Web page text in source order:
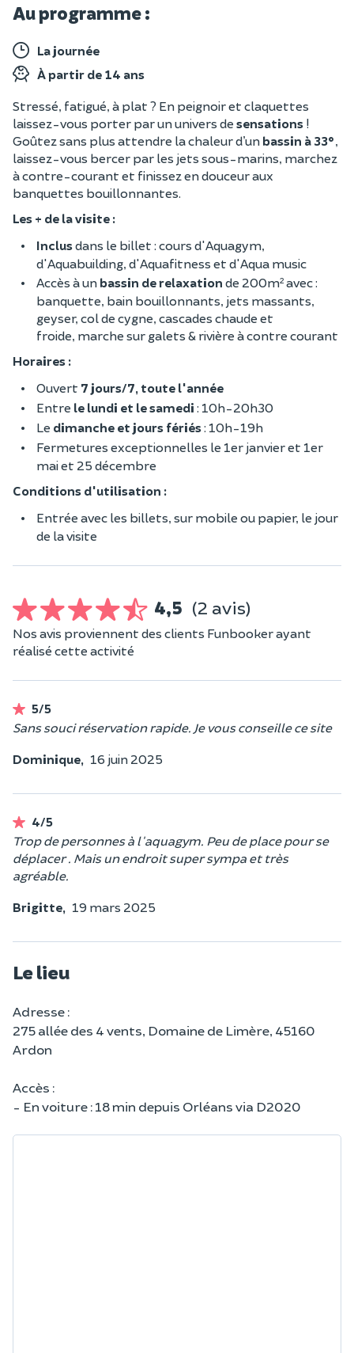
Au programme :
La journée
À partir de 14 ans
Stressé, fatigué, à plat ? En peignoir et claquettes
laissez-vous porter par un univers de sensations !
Goûtez sans plus attendre la chaleur d’un bassin à 33°,
laissez-vous bercer par les jets sous-marins, marchez
à contre-courant et finissez en douceur aux
banquettes bouillonnantes.
Les + de la visite :
Inclusdans le billet : cours d'Aquagym,
d'Aquabuilding, d'Aquafitness et d'Aqua music
Accès à un bassin de relaxation de 200m² avec :
banquette, bain bouillonnants, jets massants,
geyser, col de cygne, cascades chaude et
froide, marche sur galets & rivière à contre courant
Horaires :
Ouvert 7 jours/7, toute l'année
Entre le lundi et le samedi : 10h-20h30
Le dimanche et jours fériés: 10h-19h
Fermetures exceptionnelles le 1er janvier et 1er
mai et 25 décembre
Conditions d'utilisation :
Entrée avec les billets, sur mobile ou papier, le jour
de la visite
4,5 (2 avis)
Nos avis proviennent des clients Funbooker ayant
réalisé cette activité
5/5
Sans souci réservation rapide. Je vous conseille ce site
Dominique, 16 juin 2025
4/5
Trop de personnes à l'aquagym. Peu de place pour se
déplacer . Mais un endroit super sympa et très
agréable.
Brigitte, 19 mars 2025
Le lieu
Adresse :
275 allée des 4 vents, Domaine de Limère, 45160
Ardon
Accès :
- En voiture : 18 min depuis Orléans via D2020